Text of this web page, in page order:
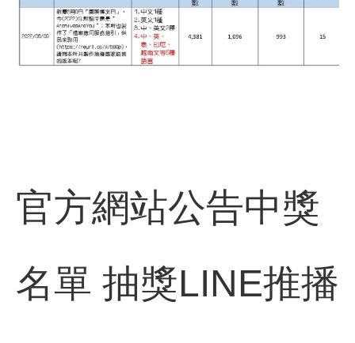
官方網站公告中獎
名單 抽獎LINE推播